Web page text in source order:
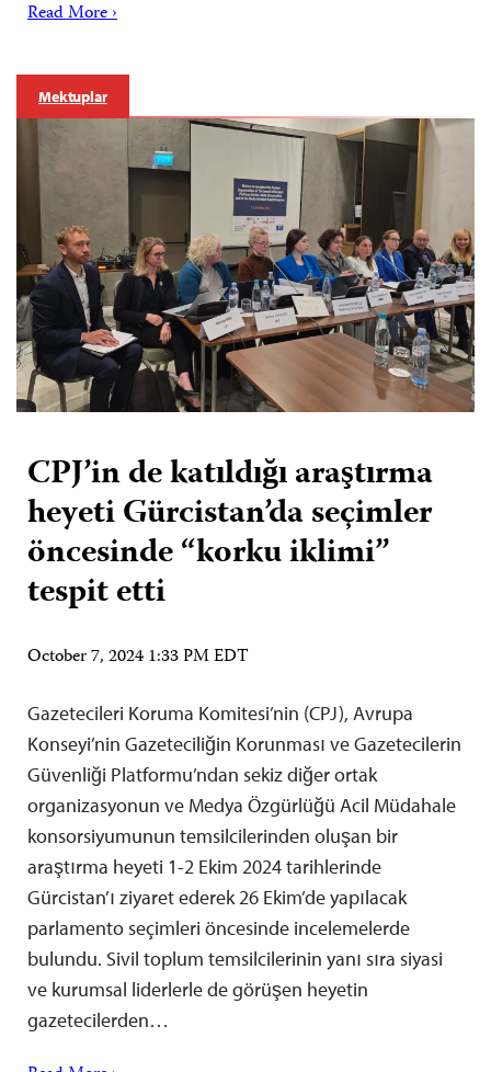
Read More ›
Mektuplar
CPJ’in de katıldığı araştırma
heyeti Gürcistan’da seçimler
öncesinde “korku iklimi”
tespit etti
October 7, 2024 1:33 PM EDT
Gazetecileri Koruma Komitesi’nin (CPJ), Avrupa
Konseyi’nin Gazeteciliğin Korunması ve Gazetecilerin
Güvenliği Platformu’ndan sekiz diğer ortak
organizasyonun ve Medya Özgürlüğü Acil Müdahale
konsorsiyumunun temsilcilerinden oluşan bir
araştırma heyeti 1-2 Ekim 2024 tarihlerinde
Gürcistan’ı ziyaret ederek 26 Ekim’de yapılacak
parlamento seçimleri öncesinde incelemelerde
bulundu. Sivil toplum temsilcilerinin yanı sıra siyasi
ve kurumsal liderlerle de görüşen heyetin
gazetecilerden…